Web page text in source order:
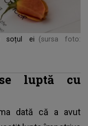
soțul ei
(sursa foto:
luptă cu
dată că a avut